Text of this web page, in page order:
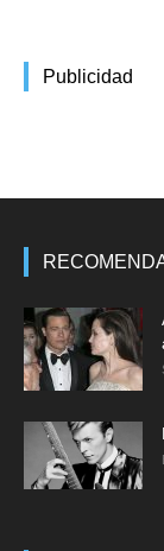
Publicidad